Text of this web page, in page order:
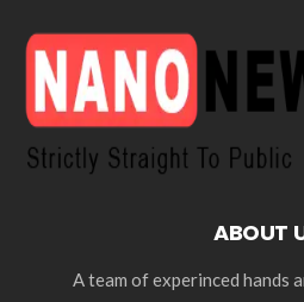
ABOUT
A team of experinced hands